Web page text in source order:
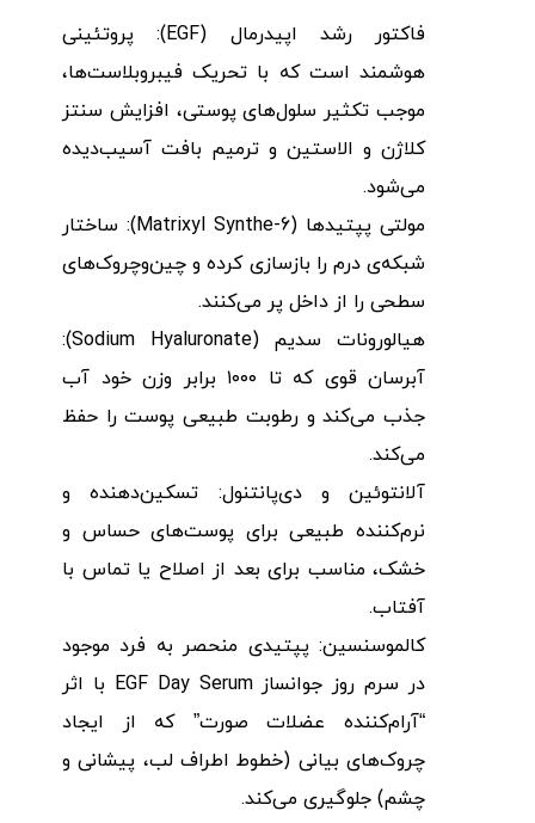
فاکتور رشد اپیدرمال (EGF): پروتئینی
هوشمند است که با تحریک فیبروبلاست‌ها،
موجب تکثیر سلول‌های پوستی، افزایش سنتز
کلاژن و الاستین و ترمیم بافت آسیب‌دیده
می‌شود.
مولتی پپتیدها (Matrixyl Synthe-6): ساختار
شبکه‌ی درم را بازسازی کرده و چین‌وچروک‌های
سطحی را از داخل پر می‌کنند.
هیالورونات سدیم (Sodium Hyaluronate):
آبرسان قوی که تا ۱۰۰۰ برابر وزن خود آب
جذب می‌کند و رطوبت طبیعی پوست را حفظ
می‌کند.
آلانتوئین و دی‌پانتنول: تسکین‌دهنده و
نرم‌کننده طبیعی برای پوست‌های حساس و
خشک، مناسب برای بعد از اصلاح یا تماس با
آفتاب.
کالموسنسین: پپتیدی منحصر به فرد موجود
در سرم روز جوانساز EGF Day Serum با اثر
“آرام‌کننده عضلات صورت” که از ایجاد
چروک‌های بیانی (خطوط اطراف لب، پیشانی و
چشم) جلوگیری می‌کند.